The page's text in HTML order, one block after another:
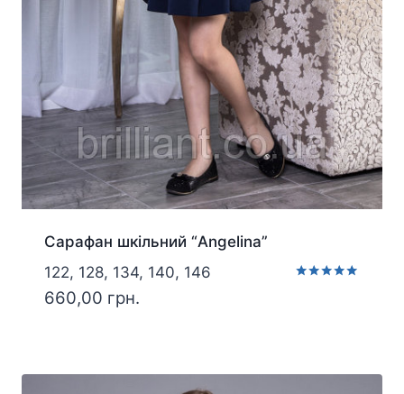
Сарафан шкільний “Angelina”
122, 128, 134, 140, 146
660,00 грн.